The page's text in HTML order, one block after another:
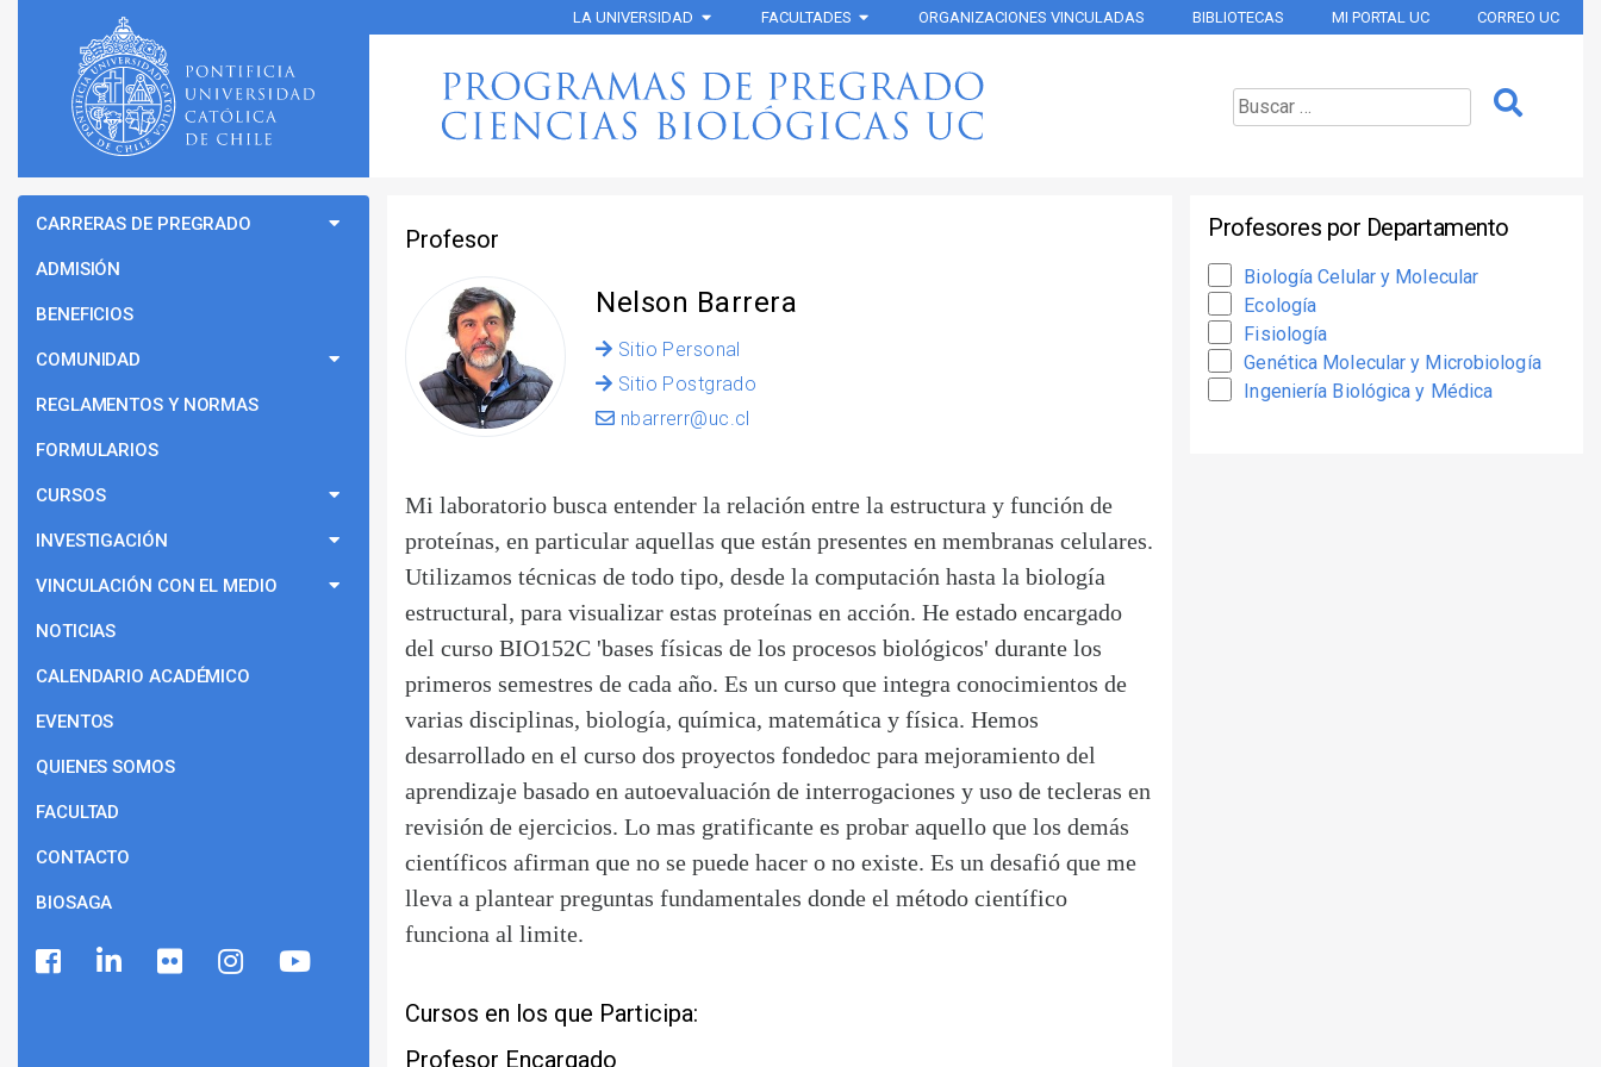
LA UNIVERSIDAD FACULTADES ORGANIZACIONES VINCULADAS BIBLIOTECAS MI PORTAL UC CORREO UC
Profesor
Nelson Barrera
Sitio Personal
Sitio Postgrado
nbarrerr@uc.cl
Mi laboratorio busca entender la relación entre la estructura y función de
proteínas, en particular aquellas que están presentes en membranas celulares.
Utilizamos técnicas de todo tipo, desde la computación hasta la biología
estructural, para visualizar estas proteínas en acción. He estado encargado
del curso BIO152C 'bases físicas de los procesos biológicos' durante los
primeros semestres de cada año. Es un curso que integra conocimientos de
varias disciplinas, biología, química, matemática y física. Hemos
desarrollado en el curso dos proyectos fondedoc para mejoramiento del
aprendizaje basado en autoevaluación de interrogaciones y uso de tecleras en
revisión de ejercicios. Lo mas gratificante es probar aquello que los demás
científicos afirman que no se puede hacer o no existe. Es un desafió que me
lleva a plantear preguntas fundamentales donde el método científico
funciona al limite.
Cursos en los que Participa:
Profesor Encargado
CARRERAS DE PREGRADO
ADMISIÓN
BENEFICIOS
COMUNIDAD
REGLAMENTOS Y NORMAS
FORMULARIOS
CURSOS
INVESTIGACIÓN
VINCULACIÓN CON EL MEDIO
NOTICIAS
CALENDARIO ACADÉMICO
EVENTOS
QUIENES SOMOS
FACULTAD
CONTACTO
BIOSAGA
Profesores por Departamento
Biología Celular y Molecular
Ecología
Fisiología
Genética Molecular y Microbiología
Ingeniería Biológica y Médica